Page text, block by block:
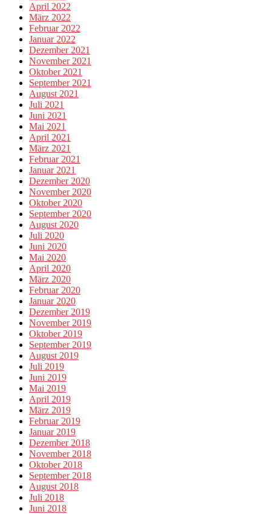
April 2022
März 2022
Februar 2022
Januar 2022
Dezember 2021
November 2021
Oktober 2021
September 2021
August 2021
Juli 2021
Juni 2021
Mai 2021
April 2021
März 2021
Februar 2021
Januar 2021
Dezember 2020
November 2020
Oktober 2020
September 2020
August 2020
Juli 2020
Juni 2020
Mai 2020
April 2020
März 2020
Februar 2020
Januar 2020
Dezember 2019
November 2019
Oktober 2019
September 2019
August 2019
Juli 2019
Juni 2019
Mai 2019
April 2019
März 2019
Februar 2019
Januar 2019
Dezember 2018
November 2018
Oktober 2018
September 2018
August 2018
Juli 2018
Juni 2018